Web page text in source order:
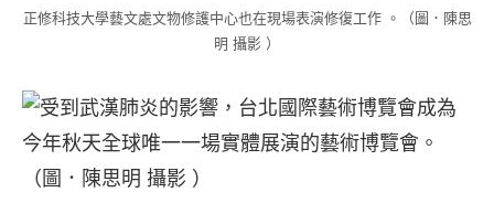
正修科技大學藝文處文物修護中心也在現場表演修復工作 。（圖．陳思
明 攝影 ）